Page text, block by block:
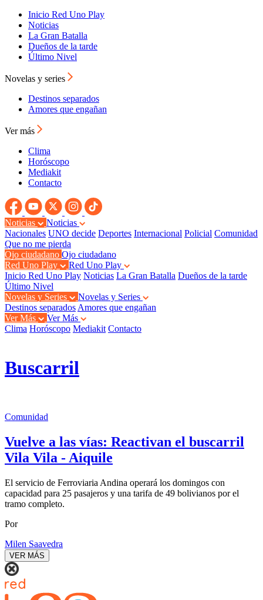
Inicio Red Uno Play
Noticias
La Gran Batalla
Dueños de la tarde
Último Nivel
Novelas y series
Destinos separados
Amores que engañan
Ver más
Clima
Horóscopo
Mediakit
Contacto
Noticias
Noticias
Nacionales UNO decide Deportes Internacional Policial Comunidad
Que no me pierda
Ojo ciudadano Ojo ciudadano
Red Uno Play
Red Uno Play
Inicio Red Uno Play Noticias La Gran Batalla Dueños de la tarde
Último Nivel
Novelas y Series
Novelas y Series
Destinos separados Amores que engañan
Ver Más
Ver Más
Clima Horóscopo Mediakit Contacto
Buscarril
Comunidad
Vuelve a las vías: Reactivan el buscarril
Vila Vila - Aiquile
El servicio de Ferroviaria Andina operará los domingos con
capacidad para 25 pasajeros y una tarifa de 49 bolivianos por el
tramo completo.
Por
Milen Saavedra
VER MÁS